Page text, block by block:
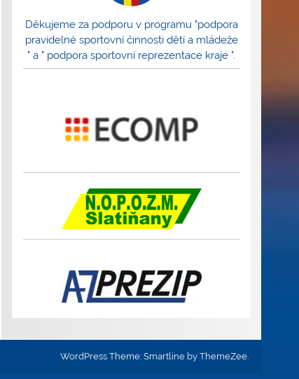
Děkujeme za podporu v programu "podpora
pravidelné sportovní činnosti dětí a mládeže
" a " podpora sportovní reprezentace kraje ".
WordPress Theme: Smartline by ThemeZee.